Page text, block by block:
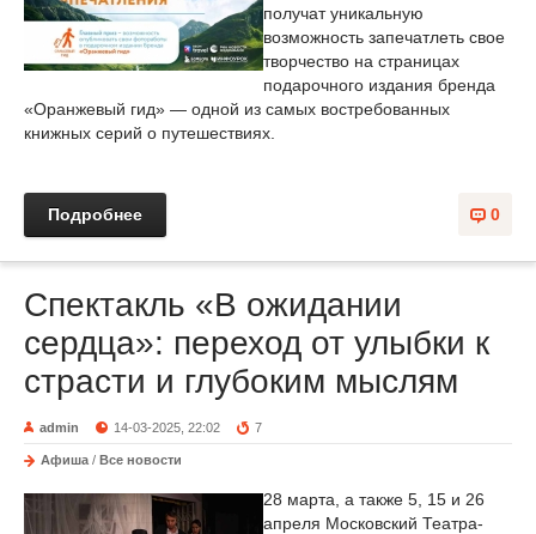
получат уникальную
возможность запечатлеть свое
творчество на страницах
подарочного издания бренда
«Оранжевый гид» — одной из самых востребованных
книжных серий о путешествиях.
0
Подробнее
Спектакль «В ожидании
сердца»: переход от улыбки к
страсти и глубоким мыслям
admin 14-03-2025, 22:02 7
Афиша / Все новости
28 марта, а также 5, 15 и 26
апреля Московский Театра-